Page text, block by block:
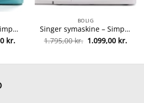
Singer symaskine – Simple 3223 – Turkis fra singer 7393033096120
kr..
kr.Den
aktuelle
1.099,00 kr..
BOLIG
Singer symaskine – Simple 3223 – Hvid fra singer 374318838724
1.795,00kr. Den
oprindelige
1.795,00 kr..
1.099,00 kr.Den